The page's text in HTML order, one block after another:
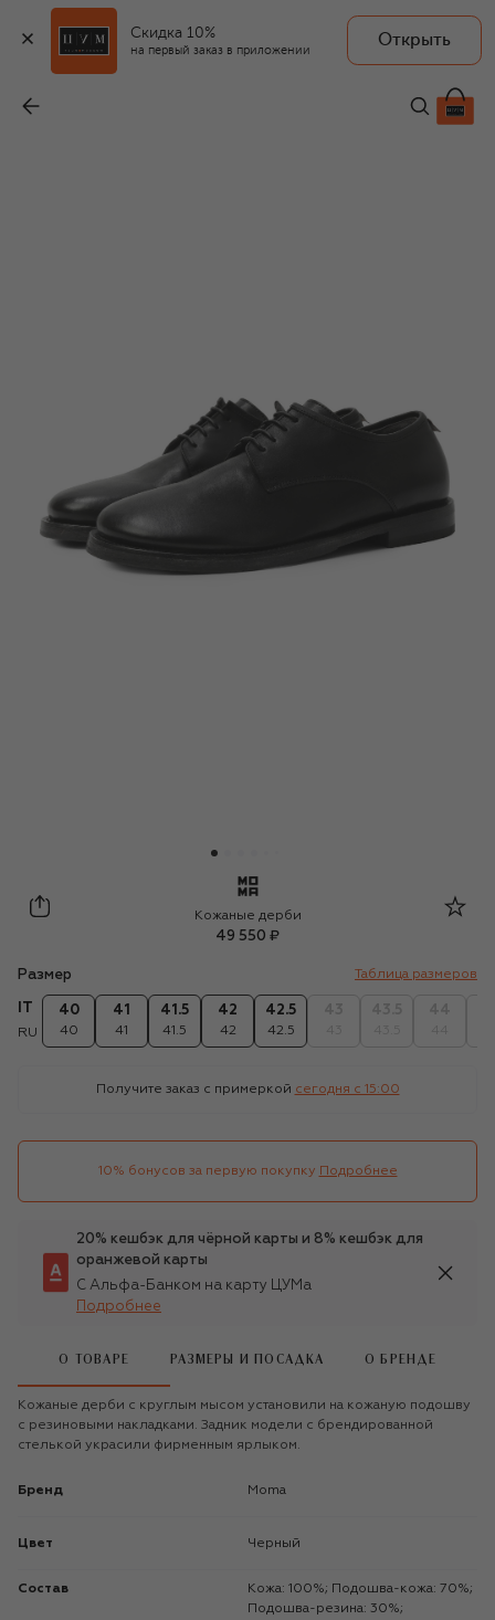
Скидка 10%
на первый заказ в приложении
Открыть
49 550 ₽
Moma
Кожаные дерби
49 550 ₽
Размер Таблица размеров
RU
40
40
41
41
41.5
41.5
42
42
42.5
42.5
Получите заказ с примеркой сегодня c 15:00
10% бонусов за первую покупку Подробнее
20% кешбэк для чёрной карты и 8% кешбэк для
оранжевой карты
С Альфа-Банком на карту ЦУМа
Подробнее
О ТОВАРЕ РАЗМЕРЫ И ПОСАДКА О БРЕНДЕ
Кожаные дерби с круглым мысом установили на кожаную подошву
с резиновыми накладками. Задник модели с брендированной
стелькой украсили фирменным ярлыком.
Бренд Moma
Цвет Черный
Состав
Кожа: 100%; Подошва-кожа: 70%;
Подошва-резина: 30%;